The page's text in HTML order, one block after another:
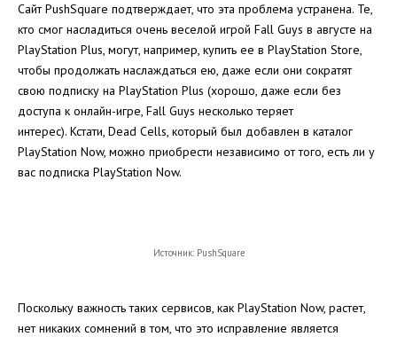
Сайт PushSquare подтверждает, что эта проблема устранена. Те,
кто смог насладиться очень веселой игрой Fall Guys в августе на
PlayStation Plus, могут, например, купить ее в PlayStation Store,
чтобы продолжать наслаждаться ею, даже если они сократят
свою подписку на PlayStation Plus (хорошо, даже если без
доступа к онлайн-игре, Fall Guys несколько теряет
интерес). Кстати, Dead Cells, который был добавлен в каталог
PlayStation Now, можно приобрести независимо от того, есть ли у
вас подписка PlayStation Now.
Источник: PushSquare
Поскольку важность таких сервисов, как PlayStation Now, растет,
нет никаких сомнений в том, что это исправление является